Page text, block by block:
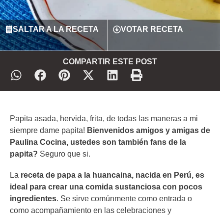
SALTAR A LA RECETA VOTAR RECETA
COMPARTIR ESTE POST
Papita asada, hervida, frita, de todas las maneras a mi
siempre dame papita! Bienvenidos amigos y amigas de
Paulina Cocina, ustedes son también fans de la
papita? Seguro que si.
La receta de papa a la huancaina, nacida en Perú, es
ideal para crear una comida sustanciosa con pocos
ingredientes. Se sirve comúnmente como entrada o
como acompañamiento en las celebraciones y